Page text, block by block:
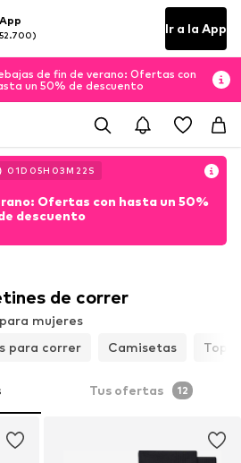
Ir a la App
de fin de verano: Ofertas con
un 50% de descuento
01D 05H 03M 21 S
Ofertas con hasta un 50%
descuento
de correr
para mujeres
para correr
Camisetas Tops
Tus ofertas 12